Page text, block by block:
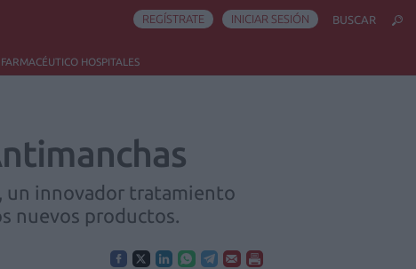
HOSPITALES
REGÍSTRATE INICIAR SESIÓN BUSCAR
un innovador tratamiento
nuevos productos.